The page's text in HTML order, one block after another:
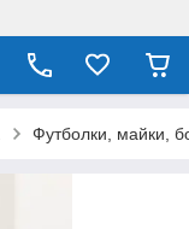
Футболки, майки,